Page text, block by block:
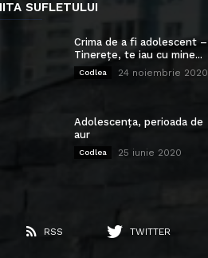
SUFLETULUI
Crima de a fi adolescent –
Tinerețe, te iau cu mine...
Codlea 24 noiembrie 2020
Adolescența, perioada de
aur
Codlea 25 iunie 2020
RSS TWITTER